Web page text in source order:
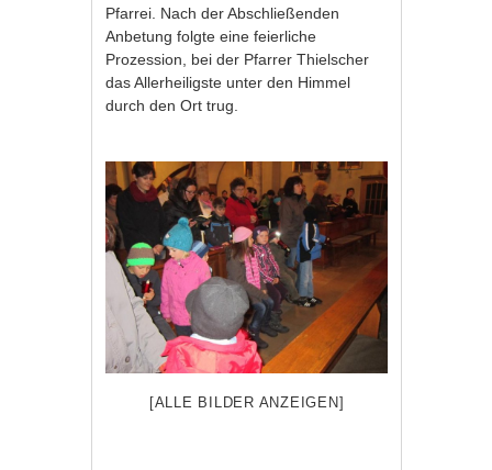
Pfarrei. Nach der Abschließenden
Anbetung folgte eine feierliche
Prozession, bei der Pfarrer Thielscher
das Allerheiligste unter den Himmel
durch den Ort trug.
[ALLE BILDER ANZEIGEN]